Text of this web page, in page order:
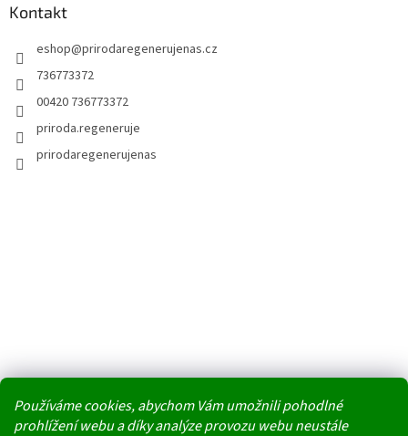
Používáme cookies, abychom Vám umožnili pohodlné
prohlížení webu a díky analýze provozu webu neustále
Kontakt
eshop@prirodaregenerujenas.cz
736773372
00420 736773372
priroda.regeneruje
prirodaregenerujenas